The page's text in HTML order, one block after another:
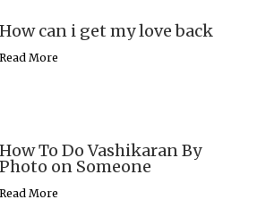
How can i get my love back
Read More
How To Do Vashikaran By
Photo on Someone
Read More